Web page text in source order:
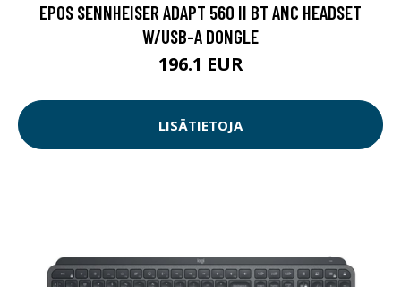
EPOS SENNHEISER ADAPT 560 II BT ANC HEADSET
W/USB-A DONGLE
196.1 EUR
LISÄTIETOJA